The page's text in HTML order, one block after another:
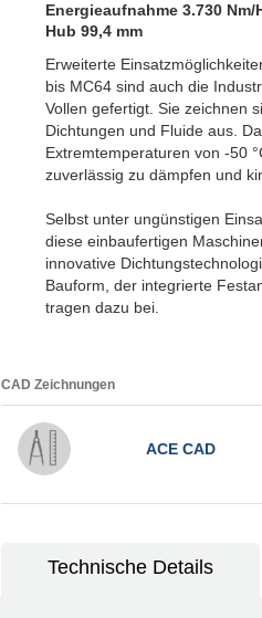
Energieaufnahme 3.730 Nm/
Hub 99,4 mm
Erweiterte
bis MC64 sind auch die
Vollen gefertigt. Sie zeichnen
Dichtungen und Fluide aus.
Extremtemperaturen von -50
zuverlässig zu dämpfen und
Selbst unter ungünstigen
diese einbaufertigen
innovative
Bauform, der integrierte
tragen dazu bei.
CAD Zeichnungen
ACE CAD
Technische Details